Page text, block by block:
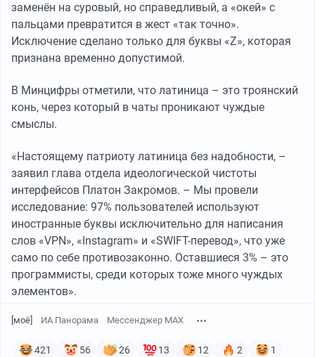
заменён на суровый, но справедливый, а «окей» с
пальцами превратится в жест «так точно».
Исключение сделано только для буквы «Z», которая
признана временно допустимой.
В Минцифры отметили, что латиница – это троянский
конь, через который в чаты проникают чуждые
смыслы.
«Настоящему патриоту латиница без надобности, –
заявил глава отдела идеологической чистоты
интерфейсов Платон Закромов. – Мы провели
исследование: 97% пользователей используют
иностранные буквы исключительно для написания
слов «VPN», «Instagram» и «SWIFT-перевод», что уже
само по себе противозаконно. Оставшиеся 3% – это
программисты, среди которых тоже много чуждых
элементов».
[моё] ИА Панорама Мессенджер MAX
421 56 26 13 12 2
1